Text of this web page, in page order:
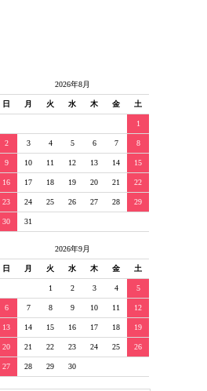
2026年8月
日 月 火 水 木 金 土
1
2 3 4 5 6 7 8
9 10 11 12 13 14 15
16 17 18 19 20 21 22
23 24 25 26 27 28 29
30 31
2026年9月
日 月 火 水 木 金 土
1 2 3 4 5
6 7 8 9 10 11 12
13 14 15 16 17 18 19
20 21 22 23 24 25 26
27 28 29 30